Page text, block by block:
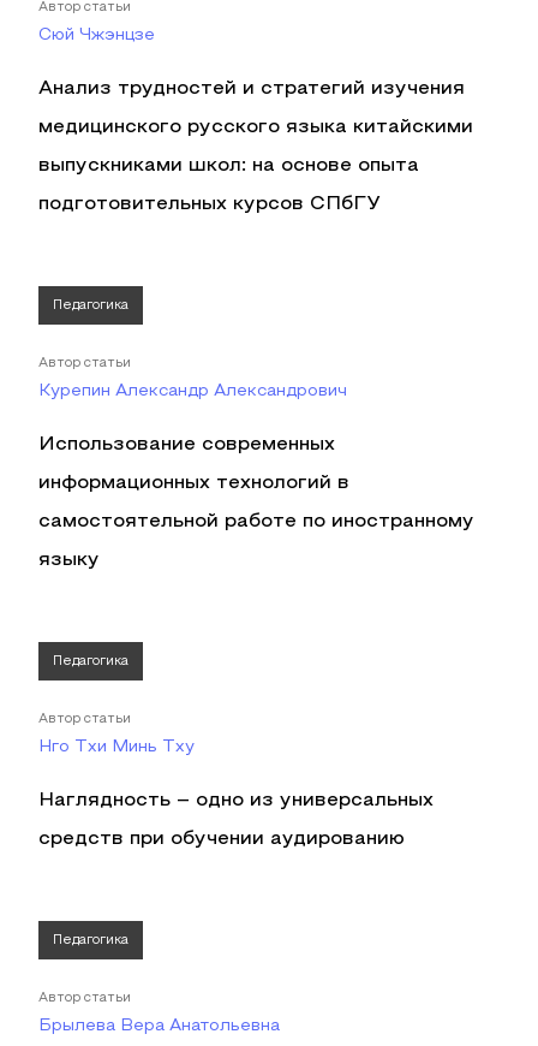
Автор статьи
Сюй Чжэнцзе
Анализ трудностей и стратегий изучения
медицинского русского языка китайскими
выпускниками школ: на основе опыта
подготовительных курсов СПбГУ
Педагогика
Автор статьи
Курепин Александр Александрович
Использование современных
информационных технологий в
самостоятельной работе по иностранному
языку
Педагогика
Автор статьи
Нго Тхи Минь Тху
Наглядность – одно из универсальных
средств при обучении аудированию
Педагогика
Автор статьи
Брылева Вера Анатольевна